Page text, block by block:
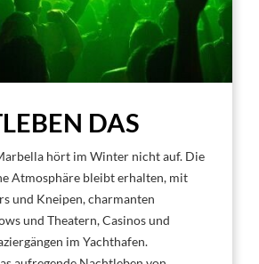
DAS
hört im Winter nicht auf. Die
Atmosphäre bleibt erhalten, mit
und Kneipen, charmanten
und Theatern, Casinos und
im Yachthafen.